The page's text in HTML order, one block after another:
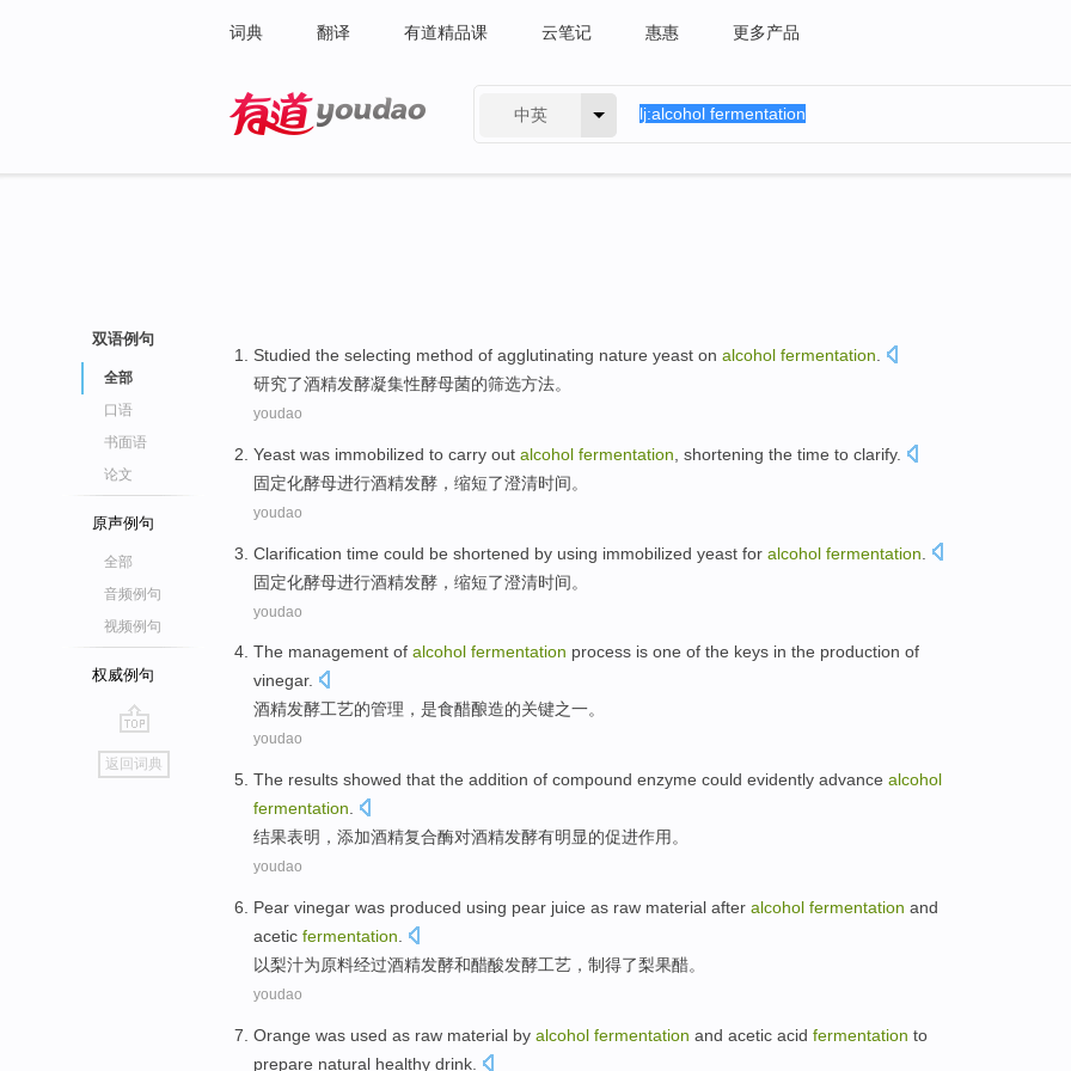
词典 翻译 有道精品课 云笔记 惠惠 更多产品
中英
双语例句
全部
口语
书面语
论文
原声例句
全部
音频例句
视频例句
权威例句
go
top
返回词典
Studied the selecting method of agglutinating nature yeast on alcohol fermentation
研究了酒精发酵凝集性酵母菌的筛选方法。
youdao
Yeast was immobilized to carry out alcohol fermentation shortening the time to clarify.
固定化酵母进行酒精发酵 ， 缩短了澄清时间。
youdao
Clarification time could be shortened by using immobilized yeast for alcohol fermentation
固定化酵母进行酒精发酵 ， 缩短了澄清时间。
youdao
The management of alcohol fermentation process is one of the keys in the production of
vinegar.
酒精发酵工艺的管理 ， 是食醋酿造的关键之一。
youdao
The results showed that the addition of compound enzyme could evidently advance alcohol
fermentation
结果表明 ， 添加酒精复合酶对酒精发酵有明显的促进作用。
youdao
Pear vinegar was produced using pear juice as raw material after alcohol fermentation and
acetic fermentation
以梨汁为原料经过酒精发酵和醋酸发酵工艺，制得了梨果醋。
youdao
Orange was used as raw material by alcohol fermentation and acetic acid fermentation to
prepare natural healthy drink